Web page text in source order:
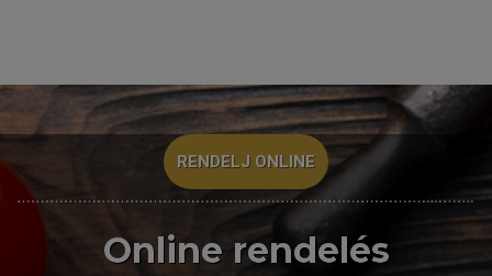
RENDELJ ONLINE
Online rendelés